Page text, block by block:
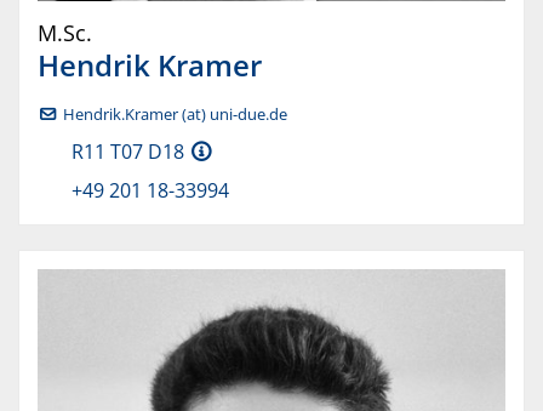
M.Sc.
Hendrik Kramer
Hendrik.Kramer (at) uni-due.de
R11 T07 D18
+49 201 18-33994